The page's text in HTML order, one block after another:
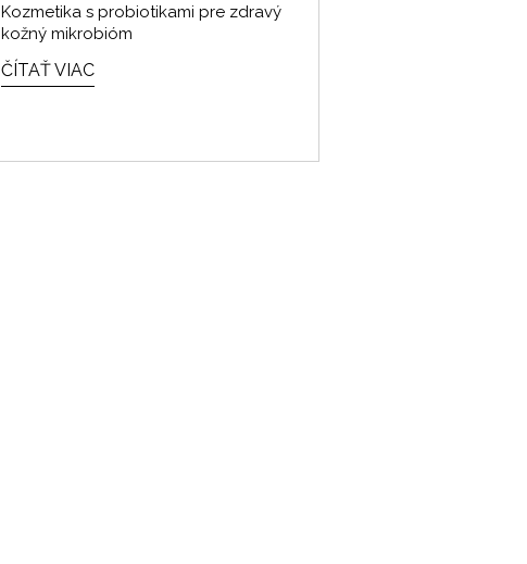
Kozmetika s probiotikami pre zdravý
kožný mikrobióm
ČÍTAŤ VIAC